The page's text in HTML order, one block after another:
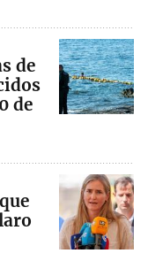
de
de